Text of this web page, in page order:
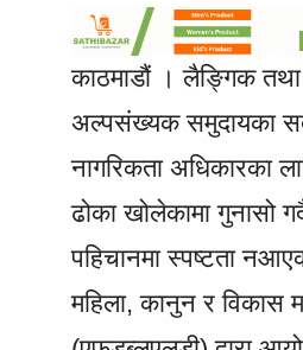
काठमाडौं । लैङ्गिक
अल्पसंख्यक समुदायका
नागरिकता अधिकारका
ढोका खोलेकामा गुनासो
पहिचानमा स्पष्टता
महिला, कानुन र विकास